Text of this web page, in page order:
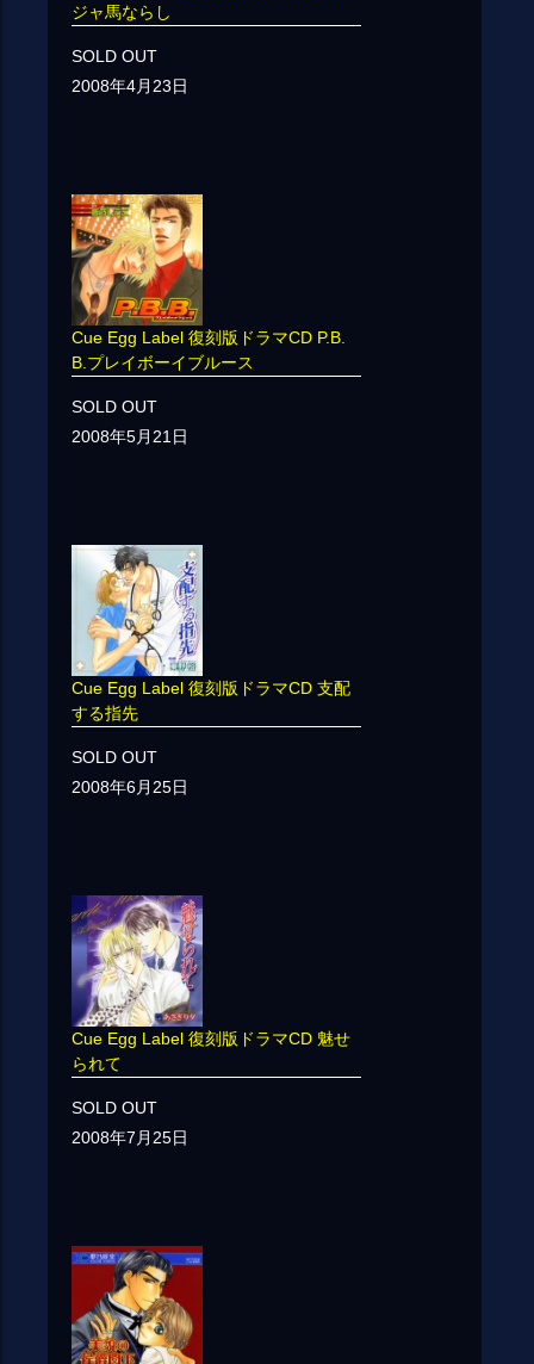
ジャ馬ならし
SOLD OUT
2008年4月23日
Cue Egg Label 復刻版ドラマCD P.B.
B.プレイボーイブルース
SOLD OUT
2008年5月21日
Cue Egg Label 復刻版ドラマCD 支配
する指先
SOLD OUT
2008年6月25日
Cue Egg Label 復刻版ドラマCD 魅せ
られて
SOLD OUT
2008年7月25日